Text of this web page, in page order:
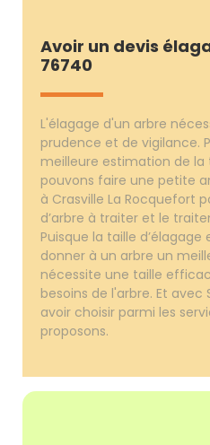
Avoir un devis
76740
L'élagage d'un arbre
prudence et de vigilance.
meilleure estimation de la
pouvons faire une petite
à Crasville La Rocquefort
d’arbre à traiter et le
Puisque la taille
donner à un arbre un
nécessite une taille
besoins de l'arbre. Et avec
avoir choisir parmi les
proposons.